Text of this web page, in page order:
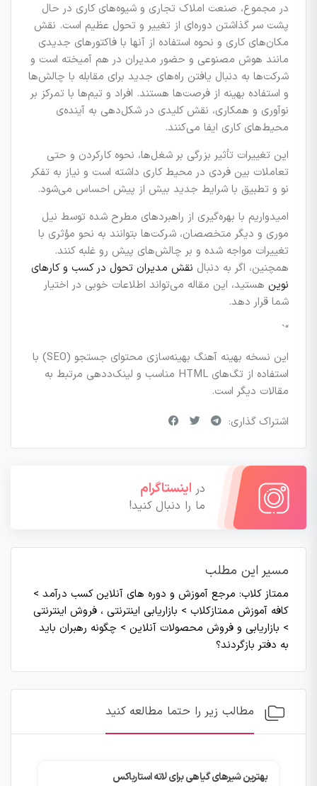
در مجموع، صنعت املاک تجاری و شیوه‌های کاری در حال
پشت سر گذاشتن دوره‌ای از تغییر و تحول عظیم است. نقش
مکان‌های کاری و نحوه استفاده از آنها با فاکتورهای جدیدی
مانند هوش مصنوعی و حضور مدیران در هم آمیخته است و
شرکت‌ها به دنبال یافتن راه‌های جدید برای مقابله با چالش‌ها
و استفاده بهینه از فرصت‌ها هستند. افراد و تیم‌ها با تمرکز بر
نوآوری و همکاری، نقش کلیدی در شکل‌دهی به آینده‌ی
محیط‌های کاری ایفا می‌کنند.
این تغییرات تأثیر بزرگی بر شغل‌ها، نحوه کارکردن و حتی
تعاملات بین فردی در محیط کاری داشته است و نیاز به تفکر
نو و تطبیق با شرایط جدید بیش از پیش احساس می‌شود.
امیدواریم با بهره‌گیری از راهبردهای مطرح شده توسط نیل
موری و دیگر متخصصان، شرکت‌ها بتوانند به نحو مؤثری با
تغییرات مواجه شده و بر چالش‌های پیش رو غلبه کنند.
همچنین، اگر به دنبال نقش مدیران تحول در کسب و کارهای
نوین هستید، این مقاله می‌تواند اطلاعات خوبی در اختیار
شما قرار دهد.
“`
این نسخه بهینه آهنگ بهینه‌سازی محتوای جستجو (SEO) با
استفاده از تگ‌های HTML مناسب و لینک‌ددهی مرتبط به
مقالات دیگر است.
اشتراک گذاری:
در اینستاگرام
ما را دنبال کنید!
مسیر این مطلب
ممتاز کلاب: مرجع آموزش و دوره های آنلاین کسب درآمد >
کافه آموزش ممتازکلاب > بازاریابی اینترنتی ، فروش اینترنتی
> بازاریابی و فروش محصولات آنلاین > چگونه رهبران باید
به دفتر بازگردند؟
مطالب زیر را حتما مطالعه کنید
بهترین شیرهای گیاهی برای لاته استارباکس